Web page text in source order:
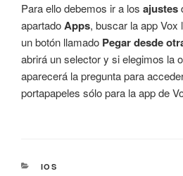
Para ello debemos ir a los ajustes
apartadoApps, buscar la app Vox
un botón llamado Pegar desde
abrirá un selector y si elegimos la
aparecerá la pregunta para
portapapeles sólo para la app de
CATEGORÍAS
IOS